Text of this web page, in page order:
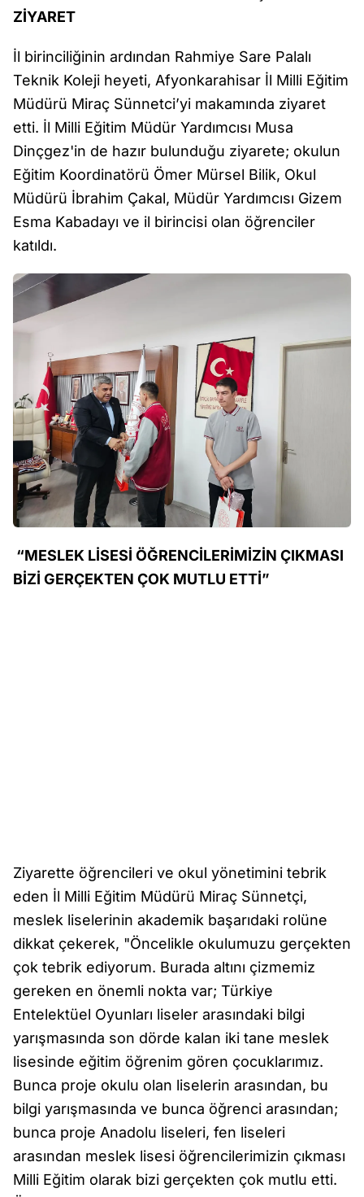
ZİYARET
İl birinciliğinin ardından Rahmiye Sare Palalı
Teknik Koleji heyeti, Afyonkarahisar İl Milli Eğitim
Müdürü Miraç Sünnetci’yi makamında ziyaret
etti. İl Milli Eğitim Müdür Yardımcısı Musa
Dinçgez'in de hazır bulunduğu ziyarete; okulun
Eğitim Koordinatörü Ömer Mürsel Bilik, Okul
Müdürü İbrahim Çakal, Müdür Yardımcısı Gizem
Esma Kabadayı ve il birincisi olan öğrenciler
katıldı.
“MESLEK LİSESİ ÖĞRENCİLERİMİZİN ÇIKMASI
BİZİ GERÇEKTEN ÇOK MUTLU ETTİ”
Ziyarette öğrencileri ve okul yönetimini tebrik
eden İl Milli Eğitim Müdürü Miraç Sünnetçi,
meslek liselerinin akademik başarıdaki rolüne
dikkat çekerek, "Öncelikle okulumuzu gerçekten
çok tebrik ediyorum. Burada altını çizmemiz
gereken en önemli nokta var; Türkiye
Entelektüel Oyunları liseler arasındaki bilgi
yarışmasında son dörde kalan iki tane meslek
lisesinde eğitim öğrenim gören çocuklarımız.
Bunca proje okulu olan liselerin arasından, bu
bilgi yarışmasında ve bunca öğrenci arasından;
bunca proje Anadolu liseleri, fen liseleri
arasından meslek lisesi öğrencilerimizin çıkması
Milli Eğitim olarak bizi gerçekten çok mutlu etti.